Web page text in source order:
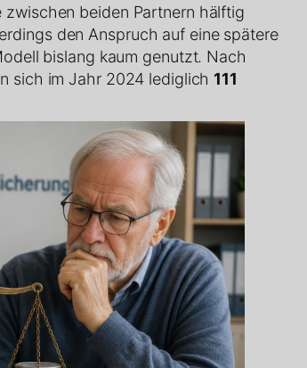
beiden Partnern hälftig
den Anspruch auf eine spätere
bislang kaum genutzt. Nach
sich im Jahr 2024 lediglich 111